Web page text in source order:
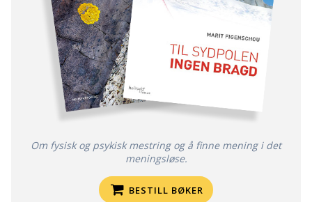
Om fysisk og psykisk mestring og å finne mening i det
meningsløse.
BESTILL BØKER